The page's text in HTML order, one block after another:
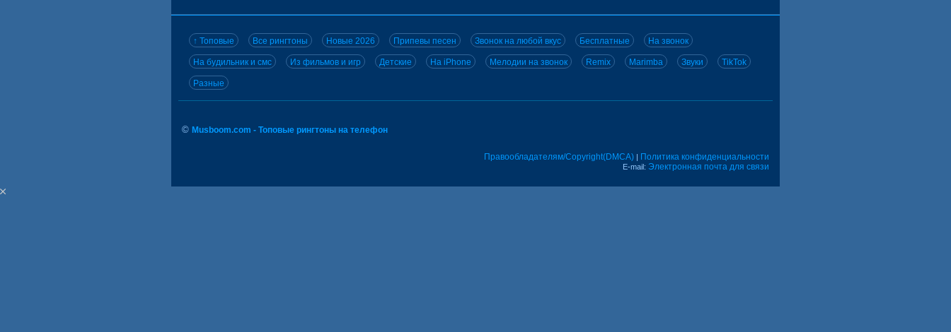
↑ Топовые Все рингтоны Новые 2026 Припевы песен Звонок на любой вкус Бесплатные На звонок
На будильник и смс Из фильмов и игр Детские На iPhone Мелодии на звонок Remix Marimba Звуки TikTok
Разные
© Musboom.com - Топовые рингтоны на телефон
Правообладателям/Copyright(DMCA) | Политика конфиденциальности
E-mail: Электронная почта для связи